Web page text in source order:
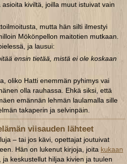
kiviltä, joilla muut istuivat vain
mutta hän silti ilmestyi
Mökönpellon maitotien mutkaan.
ja lausui:
ensin tietää, mistä ei ole koskaan
oliko Hatti enemmän pyhimys vai
olla rauhassa. Ehkä siksi, että
emännän lehmän laulamalla sille
takaperin ja selvinpäin.
viisauden lähteet
– tai jos kävi, opettajat joutuivat
Hän on lukenut kirjoja, joita kukaan
ja keskustellut hiljaa kivien ja tuulen